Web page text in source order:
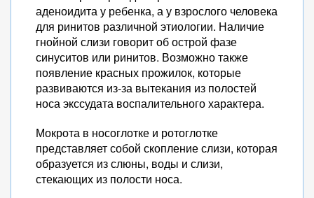
аденоидита у ребенка, а у взрослого человека
для ринитов различной этиологии. Наличие
гнойной слизи говорит об острой фазе
синуситов или ринитов. Возможно также
появление красных прожилок, которые
развиваются из-за вытекания из полостей
носа экссудата воспалительного характера.
Мокрота в носоглотке и ротоглотке
представляет собой скопление слизи, которая
образуется из слюны, воды и слизи,
стекающих из полости носа.